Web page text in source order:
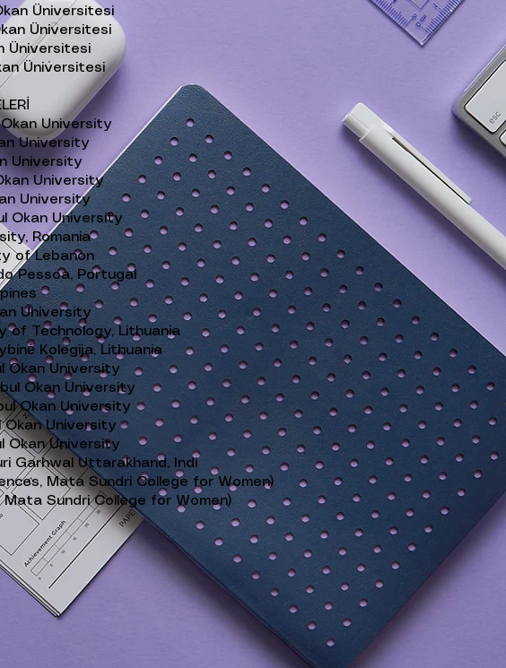
Üniversitesi
Üniversitesi
Üniversitesi
Üniversitesi​
University
University
University
University
University
Okan University
Romania
of Lebanon
Pessoa, Portugal
University
of Technology, Lithuania
Kolegija, Lithuania
Okan University
Okan University
Okan University
Okan University
Okan University
Garhwal Uttarakhand, Indi
Mata Sundri College for Women)
Sundri College for Women)